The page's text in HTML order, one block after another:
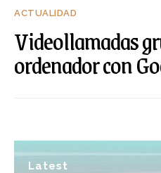
Latest
ACTUALIDAD
Videollamadas
ordenador con